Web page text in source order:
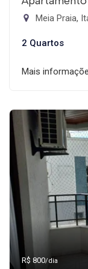
Meia Praia,
2 Quartos
Mais
R$ 800/dia